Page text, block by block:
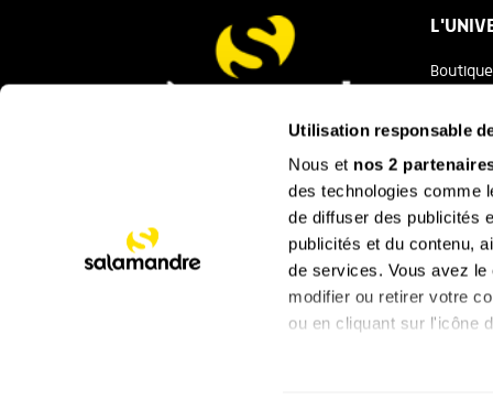
Utilisation responsable
Nous et nos 2
des technologies comme
de diffuser des publicités
publicités et du contenu,
de services. Vous avez
modifier ou retirer votre
ou en cliquant sur l'icône
Festival
La